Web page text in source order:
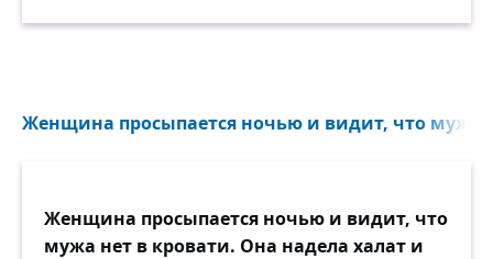
Женщина просыпается ночью и видит, что мужа
Женщина просыпается ночью и видит, что
мужа нет в кровати. Она надела халат и